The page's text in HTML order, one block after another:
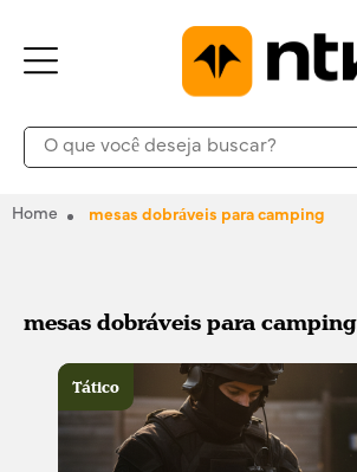
Home mesas dobráveis para camping
mesas dobráveis para camping
Tático